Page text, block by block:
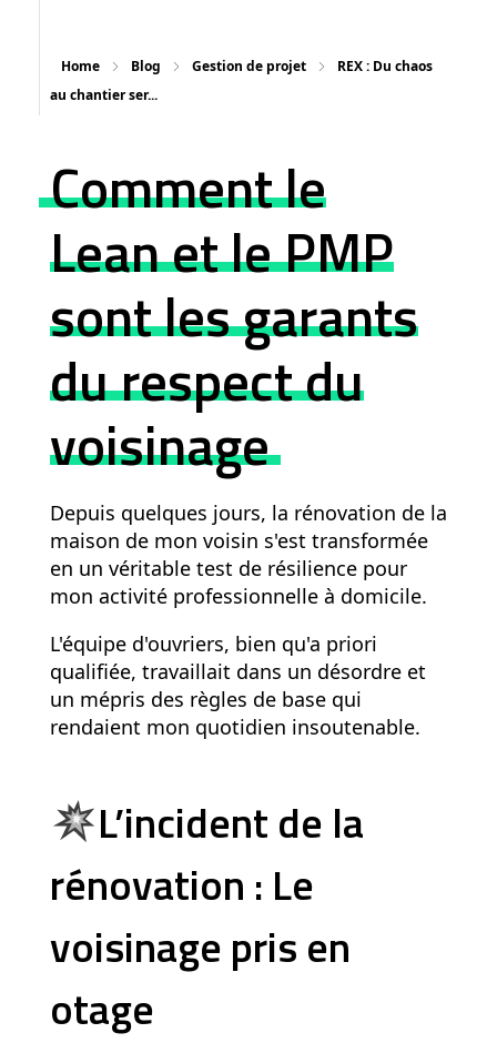
X
u
o
a
g
Home Blog Gestion de projet
REX : Du chaos
au chantier ser...
Comment le
Lean et le PMP
sont les garants
du respect du
voisinage
Depuis quelques jours, la rénovation de la
maison de mon voisin s'est transformée
en un véritable test de résilience pour
mon activité professionnelle à domicile.
L'équipe d'ouvriers, bien qu'a priori
qualifiée, travaillait dans un désordre et
un mépris des règles de base qui
rendaient mon quotidien insoutenable.
L’incident de la
rénovation : Le
voisinage pris en
otage